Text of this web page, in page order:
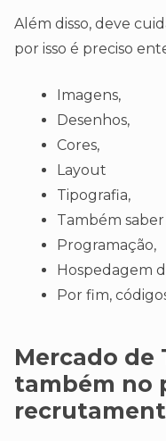
Além disso, deve
por isso é preciso
Imagens,
Desenhos,
Cores,
Layout
Tipografia,
Também
Programação,
Hospedagem
Por fim,
Mercado de
também no